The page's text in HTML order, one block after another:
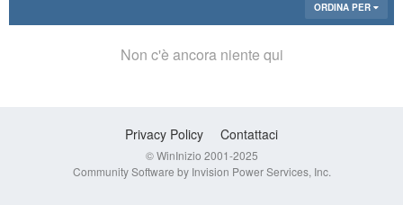
ORDINA PER
Non c'è ancora niente qui
Privacy Policy Contattaci
© WinInizio 2001-2025
Community Software by Invision Power Services, Inc.